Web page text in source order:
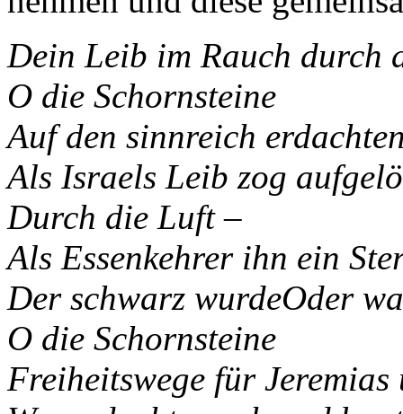
Dein Leib im Rauch durch
O die Schornsteine
Auf den sinnreich
Als Israels Leib zog
Durch die Luft –
Als Essenkehrer ihn ein
Der schwarz wurdeOder
O die Schornsteine
Freiheitswege für